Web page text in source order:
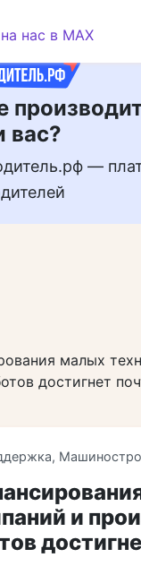
вас?
—
нас в MAX
малых
достигнет
,
и